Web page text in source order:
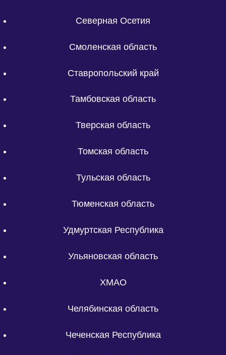
Северная Осетия
Смоленская область
Ставропольский край
Тамбовская область
Тверская область
Томская область
Тульская область
Тюменская область
Удмуртская Республика
Ульяновская область
ХМАО
Челябинская область
Чеченская Республика